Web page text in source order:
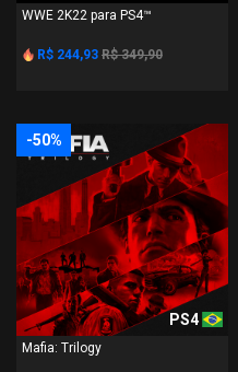
WWE 2K22 para PS4™
R$ 244,93 R$ 349,90
-50%
PS4
Mafia: Trilogy